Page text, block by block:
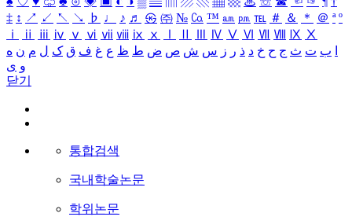
‡ ↕ ↗ ↙ ↖ ↘ ♭ ♩ ♪ ♬ ㉿ ㈜ № ㏇ ™ ㏂ ㏘ ℡ ＃ ＆ ＊ ＠ ª º
ⅰ
ⅱ ⅲ ⅳ ⅴ ⅵ ⅶ ⅷ ⅸ ⅹ Ⅳ Ⅴ Ⅵ Ⅶ Ⅷ Ⅸ Ⅹ
ب ت ث ج ح خ د ذ ر ز س ش ص ض ط ظ ع غ ف ق ک ل م ن ه
و ی
닫기
통합검색
국내학술논문
학위논문